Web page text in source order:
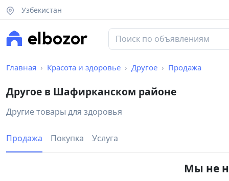
Узбекистан
Главная Красота и здоровье Другое Продажа
Другое в Шафирканском районе
Другие товары для здоровья
Продажа Покупка Услуга
Мы не